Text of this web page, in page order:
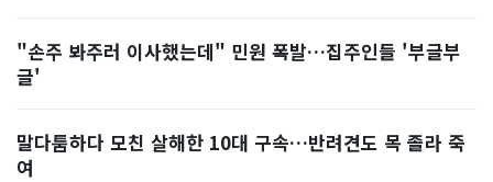
"손주 봐주러 이사했는데" 민원 폭발…집주인들 '부글부
글'
말다툼하다 모친 살해한 10대 구속…반려견도 목 졸라 죽
여